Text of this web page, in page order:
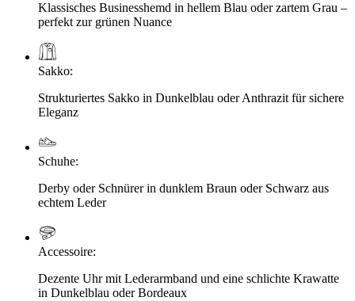
Klassisches Businesshemd in hellem Blau oder zartem Grau –
perfekt zur grünen Nuance
Sakko:
Strukturiertes Sakko in Dunkelblau oder Anthrazit für sichere
Eleganz
Schuhe:
Derby oder Schnürer in dunklem Braun oder Schwarz aus
echtem Leder
Accessoire:
Dezente Uhr mit Lederarmband und eine schlichte Krawatte
in Dunkelblau oder Bordeaux